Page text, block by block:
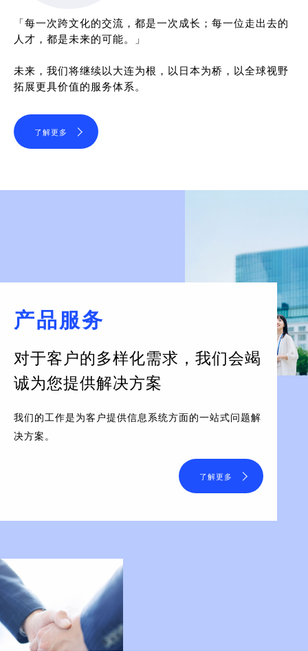
「每一次跨文化的交流，都是一次成长；每一位走出去的
人才，都是未来的可能。」
未来，我们将继续以大连为根，以日本为桥，以全球视野
拓展更具价值的服务体系。
了解更多
产品服务
对于客户的多样化需求， 我们会竭
诚为您提供解决方案
我们的工作是为客户提供信息系统方面的一站式问题解
决方案。
了解更多